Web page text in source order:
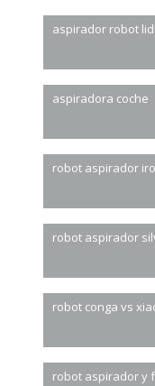
aspirador robot
aspiradora coche
robot aspirador
robot aspirador
robot conga vs
robot aspirador y